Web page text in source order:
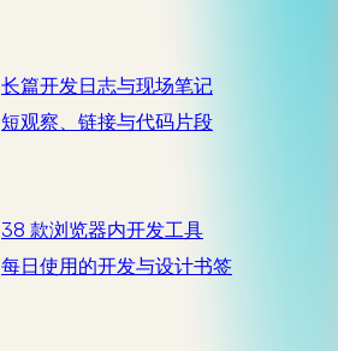
长篇开发日志与现场笔记
短观察、链接与代码片段
38 款浏览器内开发工具
每日使用的开发与设计书签